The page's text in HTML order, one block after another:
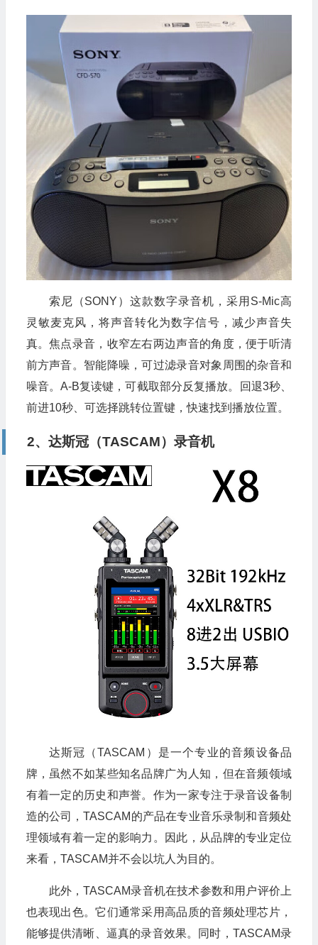
索尼（SONY）这款数字录音机，采用S-Mic高
灵敏麦克风，将声音转化为数字信号，减少声音失
真。焦点录音，收窄左右两边声音的角度，便于听清
前方声音。智能降噪，可过滤录音对象周围的杂音和
噪音。A-B复读键，可截取部分反复播放。回退3秒、
前进10秒、可选择跳转位置键，快速找到播放位置。
2、达斯冠（TASCAM）录音机
达斯冠（TASCAM）是一个专业的音频设备品
牌，虽然不如某些知名品牌广为人知，但在音频领域
有着一定的历史和声誉。作为一家专注于录音设备制
造的公司，TASCAM的产品在专业音乐录制和音频处
理领域有着一定的影响力。因此，从品牌的专业定位
来看，TASCAM并不会以坑人为目的。
此外，TASCAM录音机在技术参数和用户评价上
也表现出色。它们通常采用高品质的音频处理芯片，
能够提供清晰、逼真的录音效果。同时，TASCAM录